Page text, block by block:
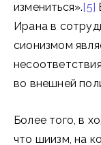
измениться».[5]
Ирана в
сионизмом
во внешней
Более того, в
что шиизм, на